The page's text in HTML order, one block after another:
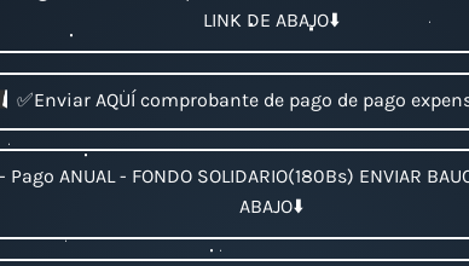
LINK DE ABAJO⬇️
✅Enviar AQUÍ comprobante de pago de pago
Pago ANUAL - FONDO SOLIDARIO(180Bs) ENVIAR
ABAJO⬇️